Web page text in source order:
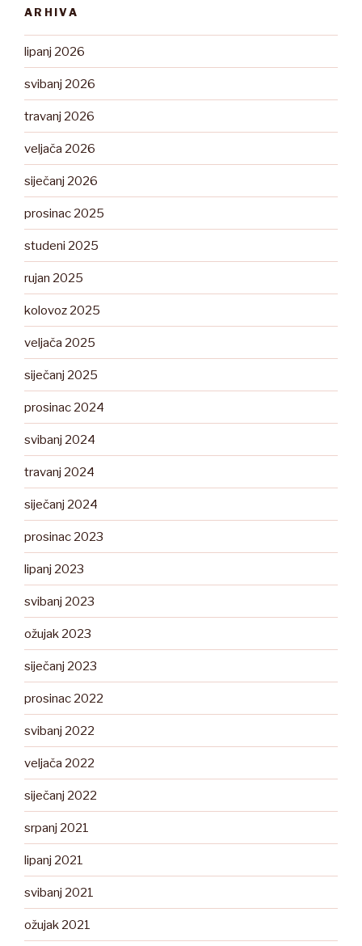
ARHIVA
lipanj 2026
svibanj 2026
travanj 2026
veljača 2026
siječanj 2026
prosinac 2025
studeni 2025
rujan 2025
kolovoz 2025
veljača 2025
siječanj 2025
prosinac 2024
svibanj 2024
travanj 2024
siječanj 2024
prosinac 2023
lipanj 2023
svibanj 2023
ožujak 2023
siječanj 2023
prosinac 2022
svibanj 2022
veljača 2022
siječanj 2022
srpanj 2021
lipanj 2021
svibanj 2021
ožujak 2021